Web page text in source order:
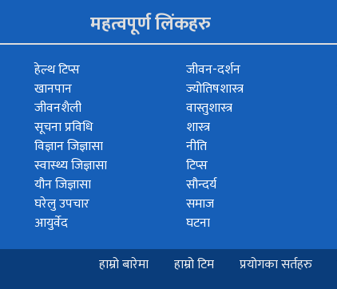
महत्वपूर्ण लिंकहरु
हेल्थ टिप्स
खानपान
जीवनशैली
सूचना प्रविधि
विज्ञान जिज्ञासा
स्वास्थ्य जिज्ञासा
यौन जिज्ञासा
घरेलु उपचार
आयुर्वेद
जीवन-दर्शन
ज्योतिषशास्त्र
वास्तुशास्त्र
शास्त्र
नीति
टिप्स
सौन्दर्य
समाज
घटना
हाम्रो बारेमा हाम्रो टिम प्रयोगका सर्तहरु